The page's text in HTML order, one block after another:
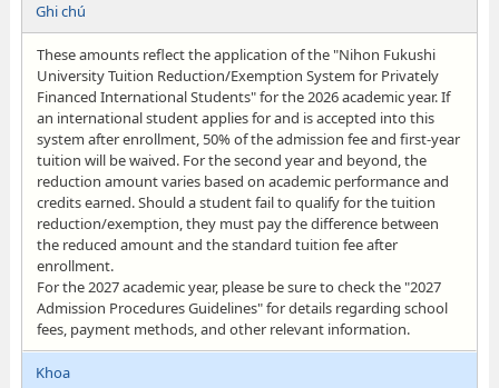
Ghi chú
These amounts reflect the application of the "Nihon Fukushi
University Tuition Reduction/Exemption System for Privately
Financed International Students" for the 2026 academic year. If
an international student applies for and is accepted into this
system after enrollment, 50% of the admission fee and first-year
tuition will be waived. For the second year and beyond, the
reduction amount varies based on academic performance and
credits earned. Should a student fail to qualify for the tuition
reduction/exemption, they must pay the difference between
the reduced amount and the standard tuition fee after
enrollment.
For the 2027 academic year, please be sure to check the "2027
Admission Procedures Guidelines" for details regarding school
fees, payment methods, and other relevant information.
Khoa